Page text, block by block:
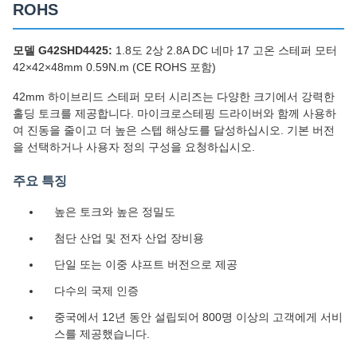
ROHS
모델 G42SHD4425: 1.8도 2상 2.8A DC 네마 17 고온 스테퍼 모터
42×42×48mm 0.59N.m (CE ROHS 포함)
42mm 하이브리드 스테퍼 모터 시리즈는 다양한 크기에서 강력한
홀딩 토크를 제공합니다. 마이크로스테핑 드라이버와 함께 사용하
여 진동을 줄이고 더 높은 스텝 해상도를 달성하십시오. 기본 버전
을 선택하거나 사용자 정의 구성을 요청하십시오.
주요 특징
높은 토크와 높은 정밀도
첨단 산업 및 전자 산업 장비용
단일 또는 이중 샤프트 버전으로 제공
다수의 국제 인증
중국에서 12년 동안 설립되어 800명 이상의 고객에게 서비
스를 제공했습니다.